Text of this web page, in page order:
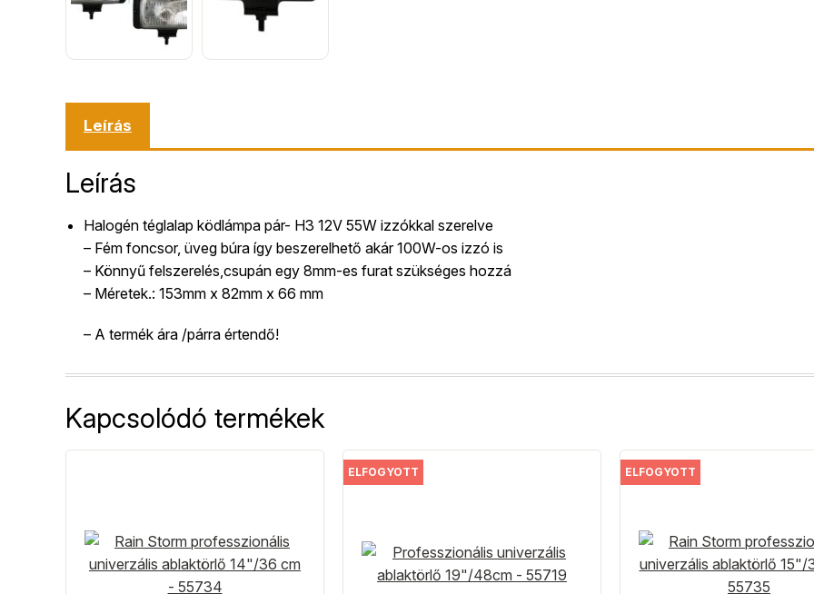
Leírás
Leírás
Halogén téglalap ködlámpa pár- H3 12V 55W izzókkal szerelve
– Fém foncsor, üveg búra így beszerelhető akár 100W-os izzó is
– Könnyű felszerelés,csupán egy 8mm-es furat szükséges hozzá
– Méretek.: 153mm x 82mm x 66 mm
– A termék ára /párra értendő!
Kapcsolódó termékek
ELFOGYOTT ELFOGYOTT